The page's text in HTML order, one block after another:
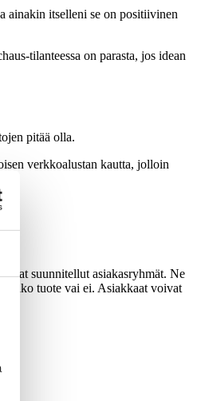
ainakin itselleni se on positiivinen
tilanteessa on parasta, jos idean
pitää olla.
verkkoalustan kautta, jolloin
ovat suunnitellut asiakasryhmät. Ne
tuote vai ei. Asiakkaat voivat